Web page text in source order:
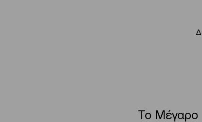
Το Μέγαρο